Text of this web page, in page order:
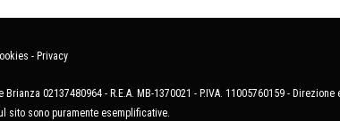
- Privacy
02137480964 - R.E.A. MB-1370021 - P.IVA. 11005760159 - Direzione
sito sono puramente esemplificative.